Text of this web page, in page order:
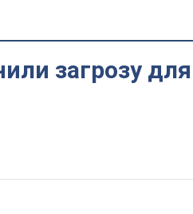
загрозу для